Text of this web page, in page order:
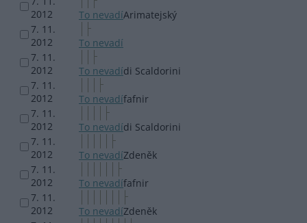
2012
To nevadíArimatejský
7. 11.
2012
To nevadí
7. 11.
2012
To nevadídi Scaldorini
7. 11.
2012
To nevadífafnir
7. 11.
2012
To nevadídi Scaldorini
7. 11.
2012
To nevadíZdeněk
7. 11.
2012
To nevadífafnir
7. 11.
2012
To nevadíZdeněk